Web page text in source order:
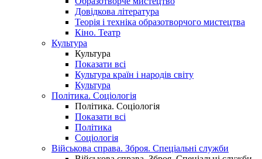
Довідкова література
Теорія і техніка образотворчого мистецтва
Кіно. Театр
Культура
Культура
Показати всі
Культура країн і народів світу
Культура
Політика. Соціологія
Політика. Соціологія
Показати всі
Політика
Соціологія
Військова справа. Зброя. Спеціальні служби